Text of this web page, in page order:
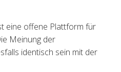
eine offene Plattform für
Meinung der
identisch sein mit der